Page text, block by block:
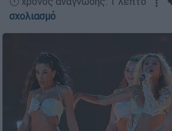
σχολιασμό